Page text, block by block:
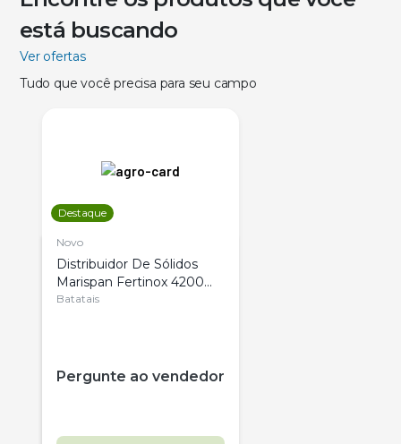
está buscando
Ver ofertas
Tudo que você precisa para seu campo
Destaque
Novo
Distribuidor De Sólidos
Marispan Fertinox 4200
Citrus
Batatais
Pergunte ao vendedor